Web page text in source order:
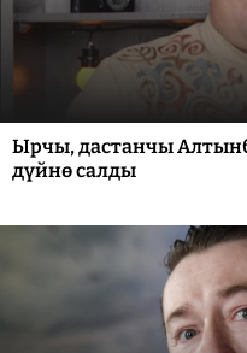
Ырчы, дастанчы
дүйнө салды